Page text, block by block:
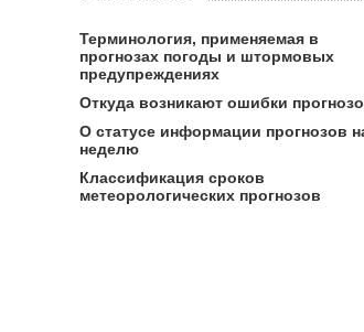
Терминология, применяемая в
прогнозах погоды и штормовых
предупреждениях
Откуда возникают ошибки
О статусе информации прогнозов
неделю
Классификация сроков
метеорологических прогнозов